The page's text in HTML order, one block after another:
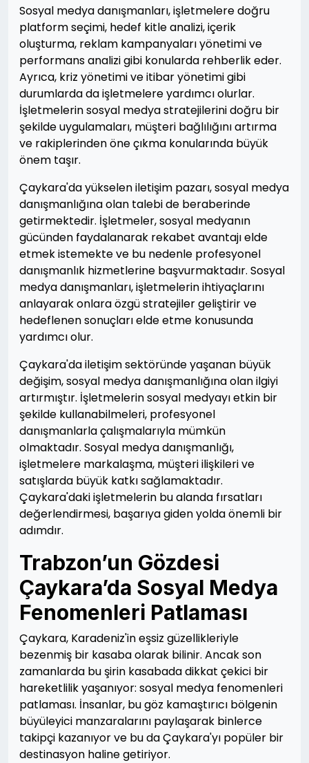
Sosyal medya danışmanları, işletmelere doğru
platform seçimi, hedef kitle analizi, içerik
oluşturma, reklam kampanyaları yönetimi ve
performans analizi gibi konularda rehberlik eder.
Ayrıca, kriz yönetimi ve itibar yönetimi gibi
durumlarda da işletmelere yardımcı olurlar.
İşletmelerin sosyal medya stratejilerini doğru bir
şekilde uygulamaları, müşteri bağlılığını artırma
ve rakiplerinden öne çıkma konularında büyük
önem taşır.
Çaykara'da yükselen iletişim pazarı, sosyal medya
danışmanlığına olan talebi de beraberinde
getirmektedir. İşletmeler, sosyal medyanın
gücünden faydalanarak rekabet avantajı elde
etmek istemekte ve bu nedenle profesyonel
danışmanlık hizmetlerine başvurmaktadır. Sosyal
medya danışmanları, işletmelerin ihtiyaçlarını
anlayarak onlara özgü stratejiler geliştirir ve
hedeflenen sonuçları elde etme konusunda
yardımcı olur.
Çaykara'da iletişim sektöründe yaşanan büyük
değişim, sosyal medya danışmanlığına olan ilgiyi
artırmıştır. İşletmelerin sosyal medyayı etkin bir
şekilde kullanabilmeleri, profesyonel
danışmanlarla çalışmalarıyla mümkün
olmaktadır. Sosyal medya danışmanlığı,
işletmelere markalaşma, müşteri ilişkileri ve
satışlarda büyük katkı sağlamaktadır.
Çaykara'daki işletmelerin bu alanda fırsatları
değerlendirmesi, başarıya giden yolda önemli bir
adımdır.
Trabzon’un Gözdesi
Çaykara’da Sosyal Medya
Fenomenleri Patlaması
Çaykara, Karadeniz'in eşsiz güzellikleriyle
bezenmiş bir kasaba olarak bilinir. Ancak son
zamanlarda bu şirin kasabada dikkat çekici bir
hareketlilik yaşanıyor: sosyal medya fenomenleri
patlaması. İnsanlar, bu göz kamaştırıcı bölgenin
büyüleyici manzaralarını paylaşarak binlerce
takipçi kazanıyor ve bu da Çaykara'yı popüler bir
destinasyon haline getiriyor.